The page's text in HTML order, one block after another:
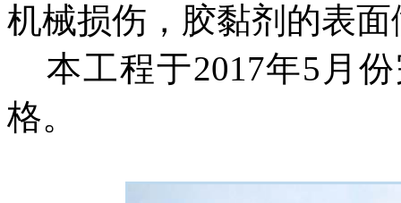
机械损伤，胶黏剂的表
本工程于2017年5 月
格。